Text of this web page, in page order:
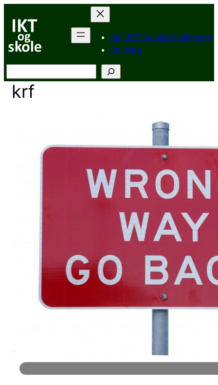
innhold
Om “IKT og skole”-bloggen
Om meg
krf